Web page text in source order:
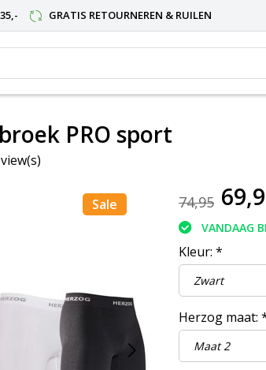
GRATIS RETOURNEREN & RUILEN
PRO sport
Sale 74,95
VANDAAG
Kleur: *
Herzog maat: